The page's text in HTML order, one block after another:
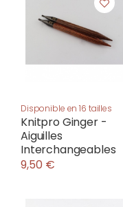
Disponible en 16 tailles
Knitpro Ginger -
Aiguilles
Interchangeables
9,50 €